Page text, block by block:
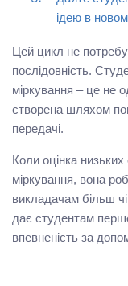
ідею в
Цей цикл не
послідовність.
міркування – це не
створена шляхом
передачі.
Коли оцінка
міркування, вона
викладачам більш
дає студентам
впевненість за